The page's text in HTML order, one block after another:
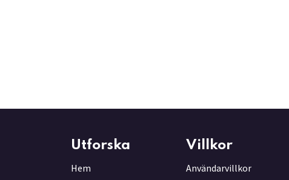
Utforska
Hem
Villkor
Användarvillkor